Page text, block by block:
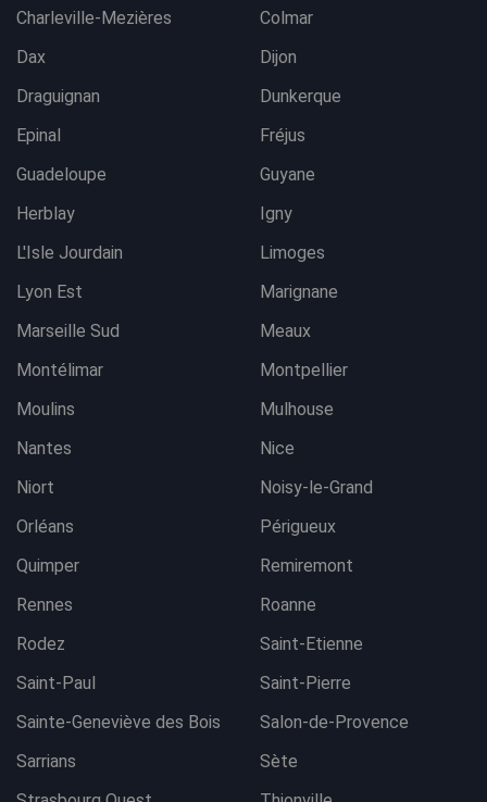
Charleville-Mezières
Colmar
Dax
Dijon
Draguignan
Dunkerque
Epinal
Fréjus
Guadeloupe
Guyane
Herblay
Igny
L'Isle Jourdain
Limoges
Lyon Est
Marignane
Marseille Sud
Meaux
Montélimar
Montpellier
Moulins
Mulhouse
Nantes
Nice
Niort
Noisy-le-Grand
Orléans
Périgueux
Quimper
Remiremont
Rennes
Roanne
Rodez
Saint-Etienne
Saint-Paul
Saint-Pierre
Sainte-Geneviève des Bois
Salon-de-Provence
Sarrians
Sète